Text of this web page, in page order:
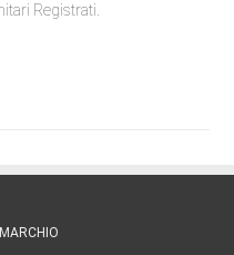
Registrati.
MARCHIO